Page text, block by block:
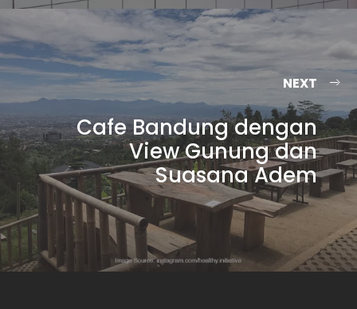
NEXT
Cafe Bandung dengan
View Gunung dan
Suasana Adem